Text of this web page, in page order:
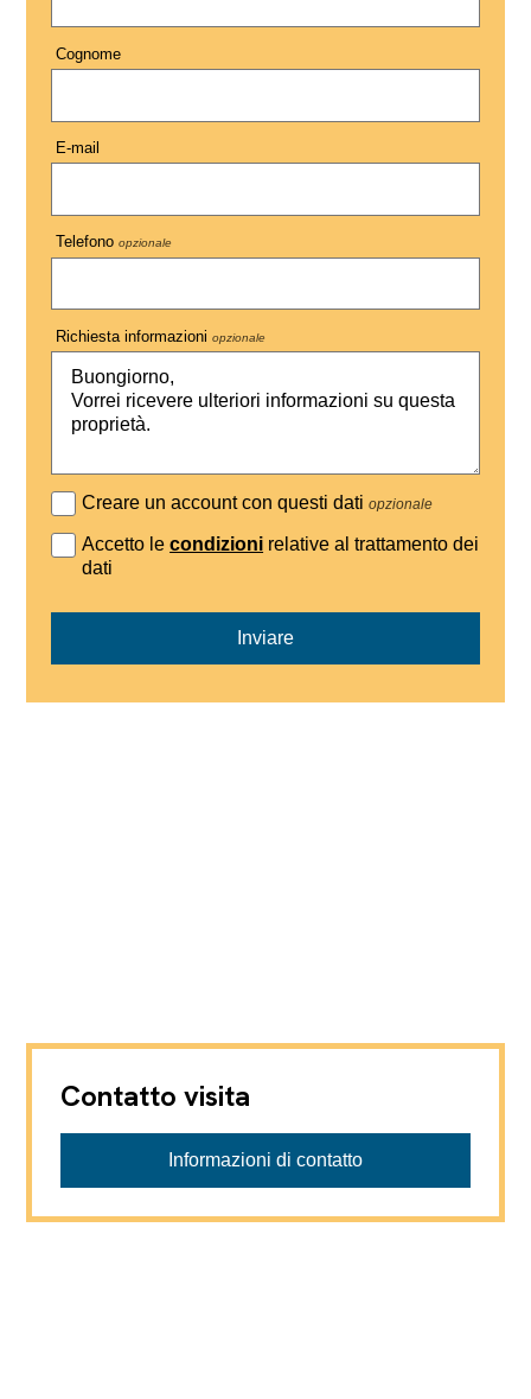
Cognome
E-mail
Telefono opzionale
Richiesta informazioni opzionale
Creare un account con questi datiopzionale
Accetto lecondizioni relative al trattamento dei
dati
Inviare
Contatto visita
Informazioni di contatto